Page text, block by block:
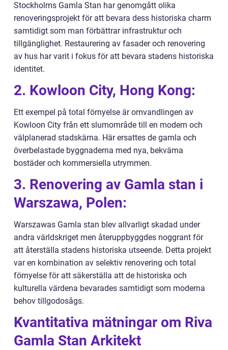
Stockholms Gamla Stan har genomgått olika
renoveringsprojekt för att bevara dess historiska charm
samtidigt som man förbättrar infrastruktur och
tillgänglighet. Restaurering av fasader och renovering
av hus har varit i fokus för att bevara stadens historiska
identitet.
2. Kowloon City, Hong Kong:
Ett exempel på total förnyelse är omvandlingen av
Kowloon City från ett slumområde till en modern och
välplanerad stadskärna. Här ersattes de gamla och
överbelastade byggnaderna med nya, bekväma
bostäder och kommersiella utrymmen.
3. Renovering av Gamla stan i
Warszawa, Polen:
Warszawas Gamla stan blev allvarligt skadad under
andra världskriget men återuppbyggdes noggrant för
att återställa stadens historiska utseende. Detta projekt
var en kombination av selektiv renovering och total
förnyelse för att säkerställa att de historiska och
kulturella värdena bevarades samtidigt som moderna
behov tillgodosågs.
Kvantitativa mätningar om Riva
Gamla Stan Arkitekt